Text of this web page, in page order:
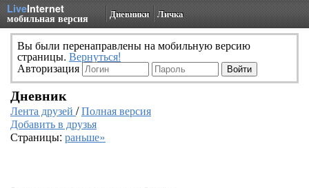
LiveInternet
мобильная версия Дневники Личка
Вы были перенаправлены на мобильную версию
страницы. Вернуться!
Авторизация
Дневник
Лента друзей /Полная версия
Добавить в друзья
Страницы: раньше»